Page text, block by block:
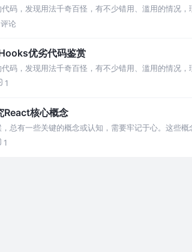
码，发现用法千奇百怪，有不少错用、滥用的情况
评论
优劣代码鉴赏
码，发现用法千奇百怪，有不少错用、滥用的情况
1
核心概念
总有一些关键的概念或认知，需要牢记于心。这些
React核心概念。
1